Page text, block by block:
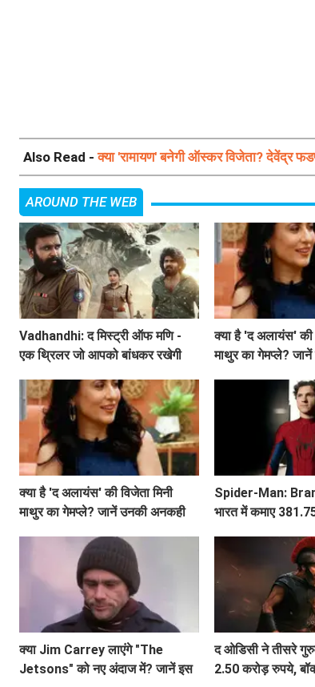
Also Read -क्या 'रामायण' बनेगी ऑस्कर विजेता? देवेंद्र
AROUND THE WEB
Vadhandhi: द मिस्ट्री ऑफ मणि -
एक थ्रिलर जो आपको बांधकर रखेगी
क्या है 'द अलायंस' की
माथुर का गेमप्ले?
क्या है 'द अलायंस' की विजेता मिनी
माथुर का गेमप्ले? जानें उनकी अनकही
Spider-Man:
भारत में कमाए
क्या Jim Carrey लाएंगे "The
Jetsons" को नए अंदाज में? जानें इस
द ओडिसी ने तीसरे
2.50 करोड़ रुपये,